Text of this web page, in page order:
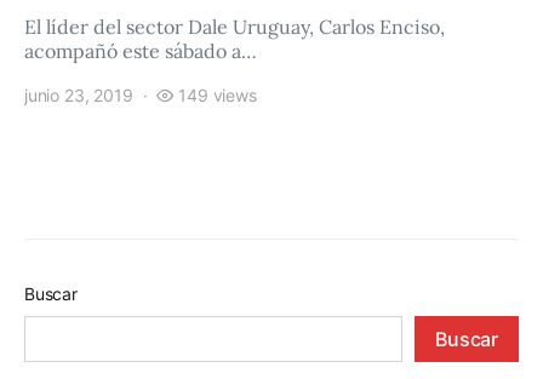
El líder del sector Dale Uruguay, Carlos Enciso,
acompañó este sábado a…
junio 23, 2019 149 views
Buscar
Buscar